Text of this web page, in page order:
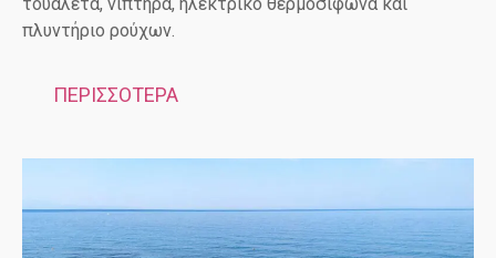
πλυντήριο ρούχων.
ΠΕΡΙΣΣΟΤΕΡΑ